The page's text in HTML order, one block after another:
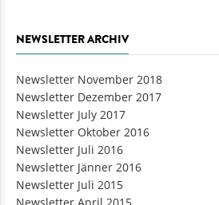
NEWSLETTER ARCHIV
Newsletter November 2018
Newsletter Dezember 2017
Newsletter July 2017
Newsletter Oktober 2016
Newsletter Juli 2016
Newsletter Jänner 2016
Newsletter Juli 2015